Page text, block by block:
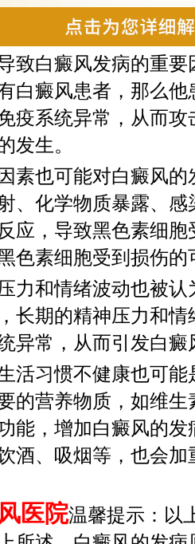
白癜风发病的重要
白癜风患者，那么
疫系统异常，从而
发生。
也可能对白癜风的
、化学物质暴露、
应，导致黑色素细
色素细胞受到损伤的
和情绪波动也被认
长期的精神压力和
异常，从而引发白癜
习惯不健康也可能
的营养物质，如维
能，增加白癜风的
酒、吸烟等，也会
医院温馨提示：以